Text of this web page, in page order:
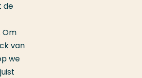
de
Om
van
we